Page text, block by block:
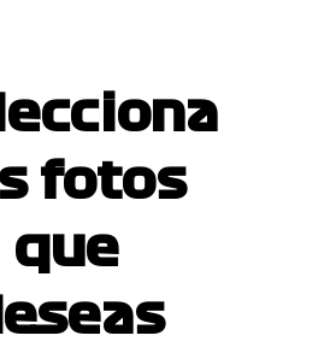
fotos
que